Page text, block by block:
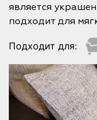
является
подходит для
Подходит для: